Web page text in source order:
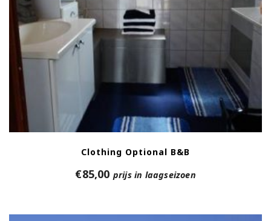
Clothing Optional B&B
€85,00 prijs in laagseizoen